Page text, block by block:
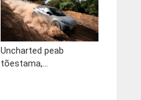
Uncharted peab
tõestama,...